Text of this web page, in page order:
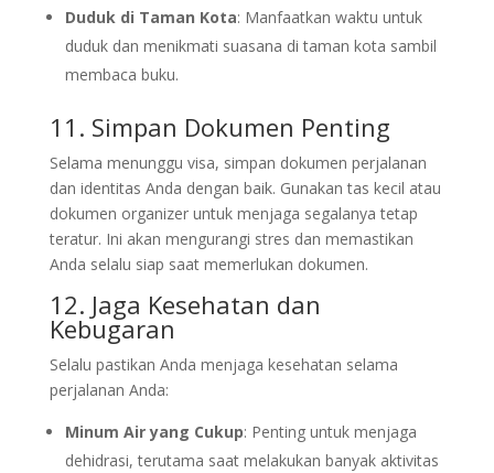
Duduk di Taman Kota: Manfaatkan waktu untuk
duduk dan menikmati suasana di taman kota sambil
membaca buku.
11. Simpan Dokumen Penting
Selama menunggu visa, simpan dokumen perjalanan
dan identitas Anda dengan baik. Gunakan tas kecil atau
dokumen organizer untuk menjaga segalanya tetap
teratur. Ini akan mengurangi stres dan memastikan
Anda selalu siap saat memerlukan dokumen.
12. Jaga Kesehatan dan
Kebugaran
Selalu pastikan Anda menjaga kesehatan selama
perjalanan Anda:
Minum Air yang Cukup: Penting untuk menjaga
dehidrasi, terutama saat melakukan banyak aktivitas